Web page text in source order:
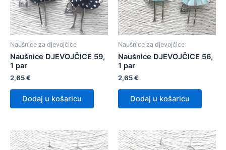
Naušnice za djevojčice
Naušnice DJEVOJČICE 59,
1 par
2,65€
Dodaj u košaricu
Naušnice za djevojčice
Naušnice DJEVOJČICE 56,
1 par
2,65€
Dodaj u košaricu